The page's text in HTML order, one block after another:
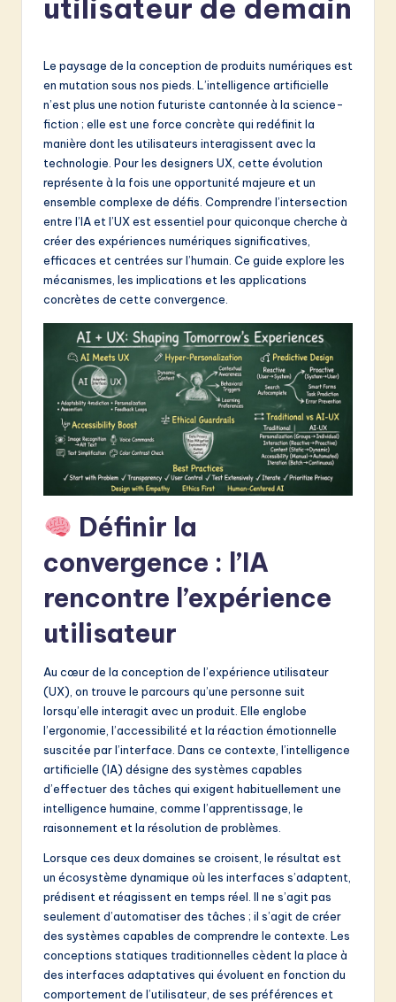
w
o
ti
o
utilisateur de demain
Le paysage de la conception de produits numériques est
en mutation sous nos pieds. L’intelligence artificielle
n’est plus une notion futuriste cantonnée à la science-
fiction ; elle est une force concrète qui redéfinit la
manière dont les utilisateurs interagissent avec la
technologie. Pour les designers UX, cette évolution
représente à la fois une opportunité majeure et un
ensemble complexe de défis. Comprendre l’intersection
entre l’IA et l’UX est essentiel pour quiconque cherche à
créer des expériences numériques significatives,
efficaces et centrées sur l’humain. Ce guide explore les
mécanismes, les implications et les applications
concrètes de cette convergence.
Définir la
convergence : l’IA
rencontre l’expérience
utilisateur
Au cœur de la conception de l’expérience utilisateur
(UX), on trouve le parcours qu’une personne suit
lorsqu’elle interagit avec un produit. Elle englobe
l’ergonomie, l’accessibilité et la réaction émotionnelle
suscitée par l’interface. Dans ce contexte, l’intelligence
artificielle (IA) désigne des systèmes capables
d’effectuer des tâches qui exigent habituellement une
intelligence humaine, comme l’apprentissage, le
raisonnement et la résolution de problèmes.
Lorsque ces deux domaines se croisent, le résultat est
un écosystème dynamique où les interfaces s’adaptent,
prédisent et réagissent en temps réel. Il ne s’agit pas
seulement d’automatiser des tâches ; il s’agit de créer
des systèmes capables de comprendre le contexte. Les
conceptions statiques traditionnelles cèdent la place à
des interfaces adaptatives qui évoluent en fonction du
comportement de l’utilisateur, de ses préférences et